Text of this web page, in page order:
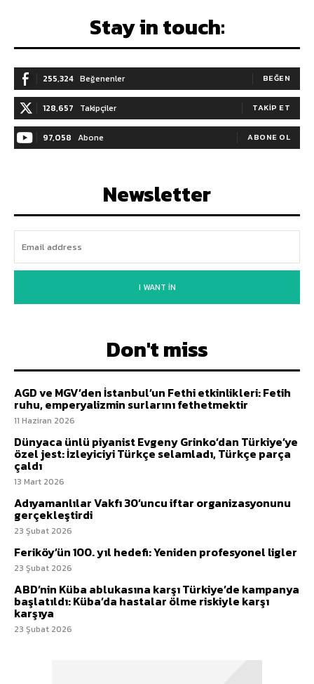
Stay in touch:
255,324 Beğenenler BEĞEN
128,657 Takipçiler TAKIP ET
97,058 Abone ABONE OL
Newsletter
I WANT IN
Don't miss
AGD ve MGV’den İstanbul’un Fethi etkinlikleri: Fetih
ruhu, emperyalizmin surlarını fethetmektir
11 Haziran 2026
Dünyaca ünlü piyanist Evgeny Grinko’dan Türkiye’ye
özel jest: İzleyiciyi Türkçe selamladı, Türkçe parça
çaldı
13 Mart 2026
Adıyamanlılar Vakfı 30’uncu iftar organizasyonunu
gerçekleştirdi
23 Şubat 2026
Feriköy’ün 100. yıl hedefi: Yeniden profesyonel ligler
23 Şubat 2026
ABD’nin Küba ablukasına karşı Türkiye’de kampanya
başlatıldı: Küba’da hastalar ölme riskiyle karşı
karşıya
23 Şubat 2026